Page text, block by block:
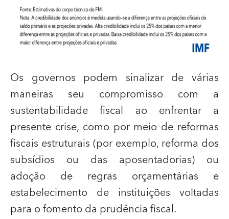
Os governos podem sinalizar de várias
maneiras seu compromisso com a
sustentabilidade fiscal ao enfrentar a
presente crise, como por meio de reformas
fiscais estruturais (por exemplo, reforma dos
subsídios ou das aposentadorias) ou
adoção de regras orçamentárias e
estabelecimento de instituições voltadas
para o fomento da prudência fiscal.